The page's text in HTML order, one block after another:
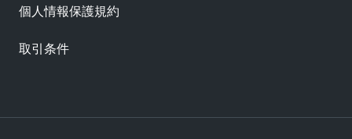
個人情報保護規約
取引条件